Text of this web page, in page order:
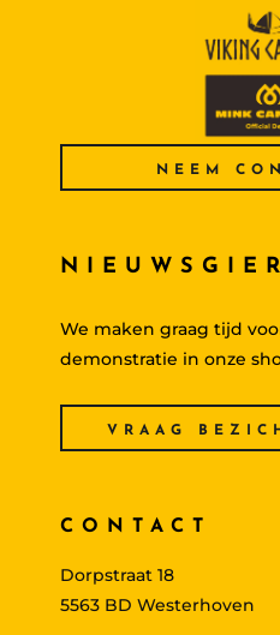
NEEM
We maken graag tijd
demonstratie in onze
VRAAG
CONTACT
Dorpstraat 18
5563 BD Westerhoven